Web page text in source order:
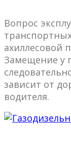
Вопрос
ахиллесовой
Замещение у
зависит от
водителя.